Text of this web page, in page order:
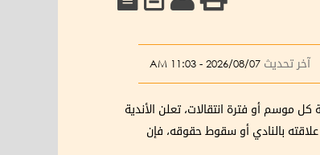
آخر تحديث 2026/08/07 - 11:03 AM
موسم أو فترة انتقالات، تعلن الأندية
علاقته بالنادي أو سقوط حقوقه، فإن